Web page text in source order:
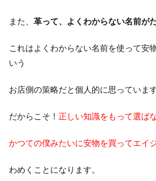
また、 革って、よくわからない名前が
これはよくわからない名前を使って安
いう
お店側の策略だと個人的に思っています
だからこそ！ 正しい知識をもって選ば
かつての僕みたいに安物を買ってエイ
わめくことになります。